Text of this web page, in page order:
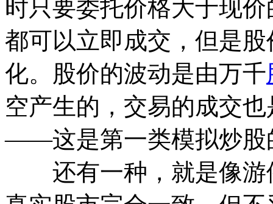
时只要委托价格大于现
都可以立即成交，但是
化。股价的波动是由万千
空产生的，交易的成交
——这是第一类模拟炒股
还有一种，就是像游